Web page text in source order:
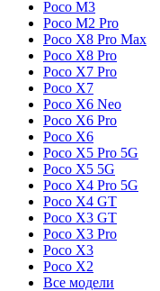
Poco M3
Poco M2 Pro
Poco X8 Pro Max
Poco X8 Pro
Poco X7 Pro
Poco X7
Poco X6 Neo
Poco X6 Pro
Poco X6
Poco X5 Pro 5G
Poco X5 5G
Poco X4 Pro 5G
Poco X4 GT
Poco X3 GT
Poco X3 Pro
Poco X3
Poco X2
Все модели